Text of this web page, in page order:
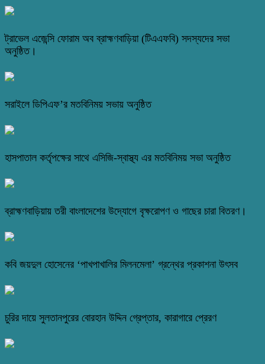
ট্রাভেল এজেন্সি ফোরাম অব ব্রাহ্মণবাড়িয়া (টিএএফবি) সদস্যদের সভা
অনুষ্ঠিত।
সরাইলে ডিপিএফ’র মতবিনিময় সভায় অনুষ্ঠিত
হাসপাতাল কর্তৃপক্ষের সাথে এসিজি-স্বাস্থ্য এর মতবিনিময় সভা অনুষ্ঠিত
ব্রাহ্মণবাড়িয়ায় তরী বাংলাদেশের উদ্যোগে বৃক্ষরোপণ ও গাছের চারা বিতরণ।
কবি জয়দুল হোসেনের ‘পাখপাখালির মিলনমেলা’ গ্রন্থের প্রকাশনা উৎসব
চুরির দায়ে সুলতানপুরের বোরহান উদ্দিন গ্রেপ্তার, কারাগারে প্রেরণ